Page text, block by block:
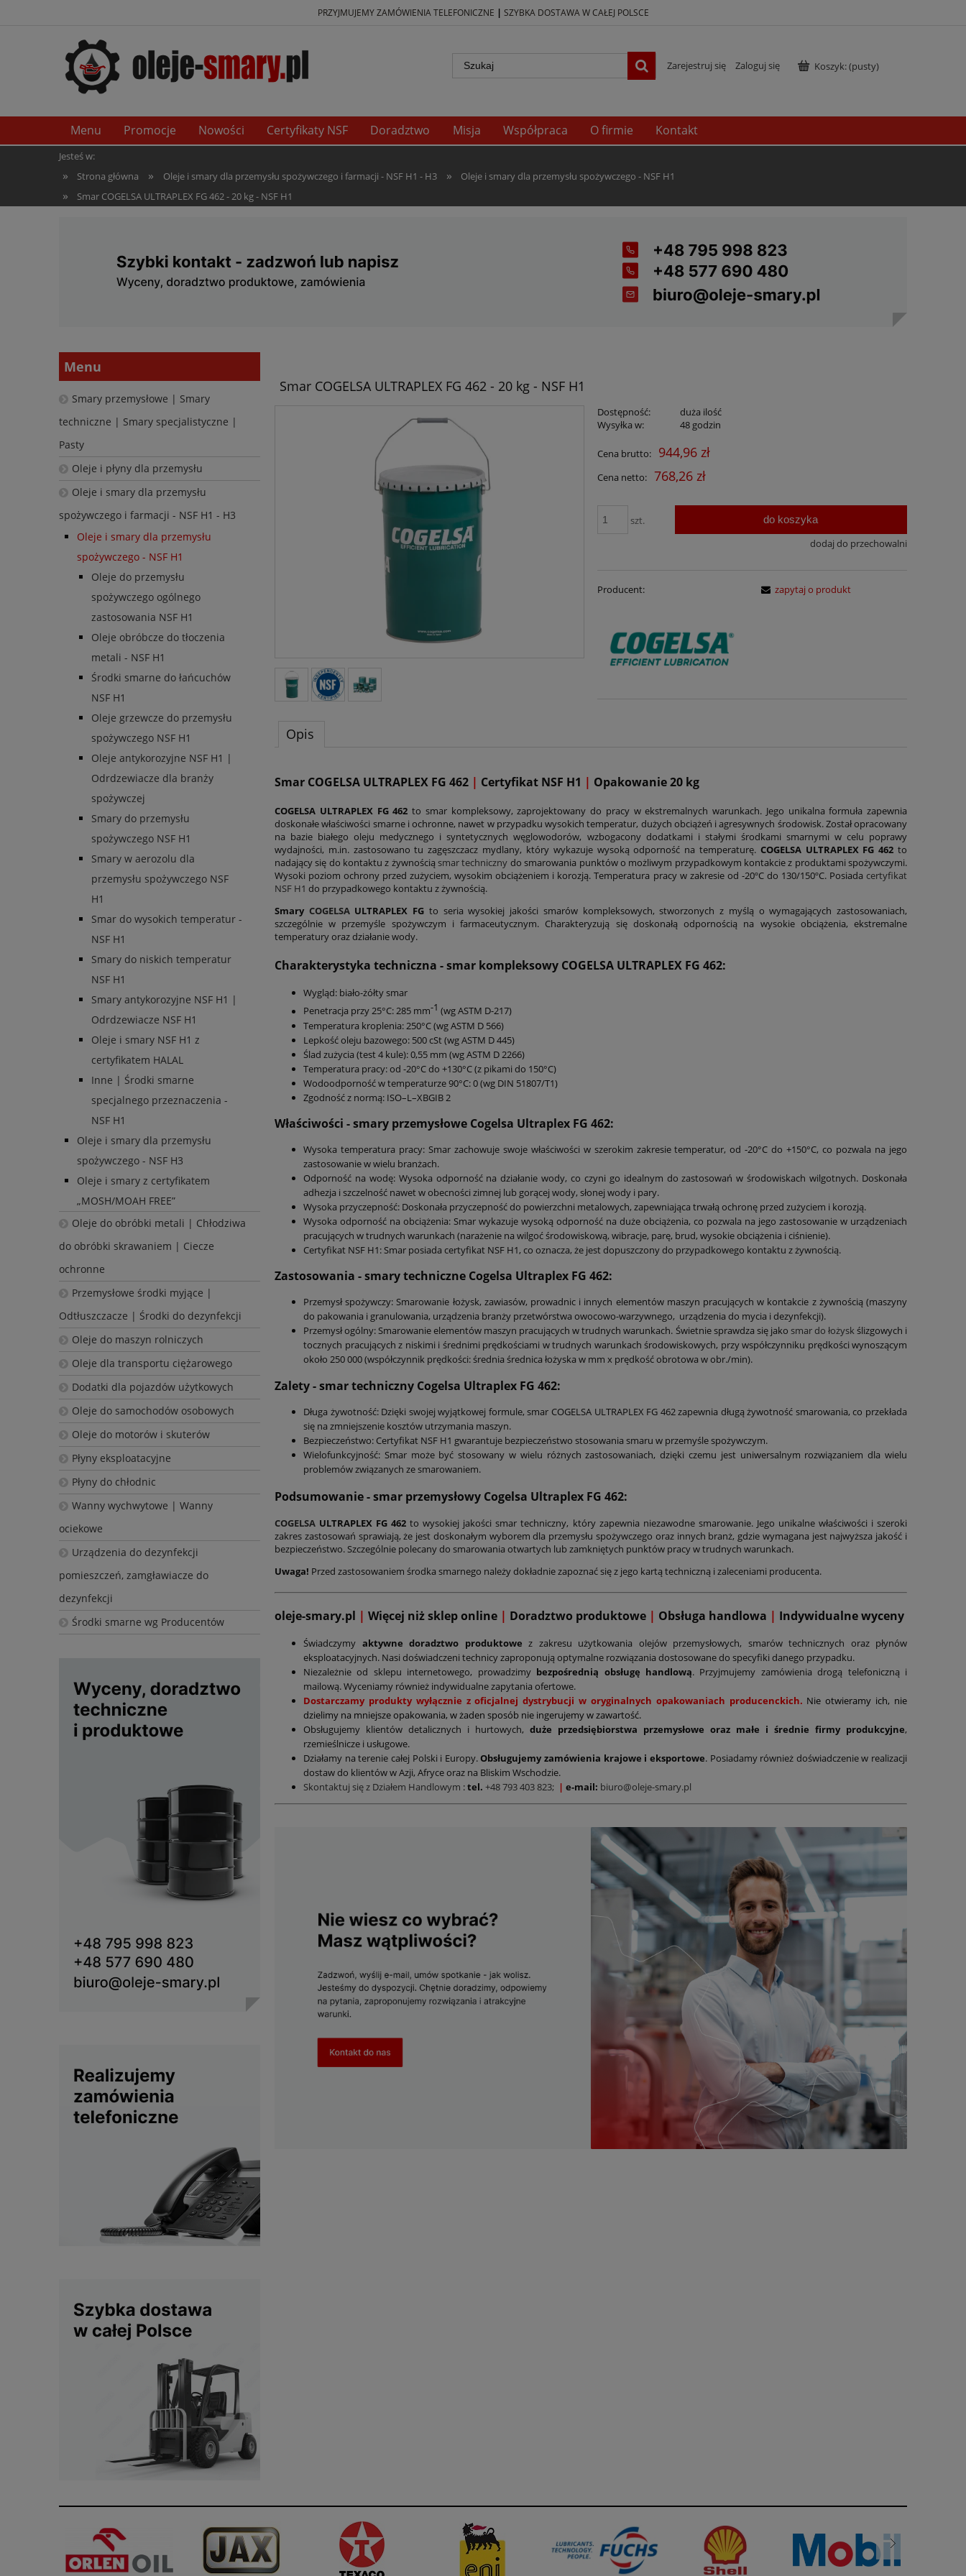
PRZYJMUJEMY ZAMÓWIENIA TELEFONICZNE | SZYBKA DOSTAWA W CAŁEJ POLSCE
Koszyk:(pusty)
Zarejestruj się Zaloguj się
Menu Promocje Nowości Certyfikaty NSF Doradztwo Misja Współpraca O firmie Kontakt
Jesteś w:
» Strona główna » Oleje i smary dla przemysłu spożywczego i farmacji - NSF H1 - H3 » Oleje i smary dla przemysłu spożywczego - NSF H1
» Smar COGELSA ULTRAPLEX FG 462 - 20 kg - NSF H1
Menu
Smary przemysłowe | Smary
techniczne | Smary specjalistyczne |
Pasty
Oleje i płyny dla przemysłu
Oleje i smary dla przemysłu
spożywczego i farmacji - NSF H1 - H3
Oleje i smary dla przemysłu
spożywczego - NSF H1
Oleje do przemysłu
spożywczego ogólnego
zastosowania NSF H1
Oleje obróbcze do tłoczenia
metali - NSF H1
Środki smarne do łańcuchów
NSF H1
Oleje grzewcze do przemysłu
spożywczego NSF H1
Oleje antykorozyjne NSF H1 |
Odrdzewiacze dla branży
spożywczej
Smary do przemysłu
spożywczego NSF H1
Smary w aerozolu dla
przemysłu spożywczego NSF
H1
Smar do wysokich temperatur -
NSF H1
Smary do niskich temperatur
NSF H1
Smary antykorozyjne NSF H1 |
Odrdzewiacze NSF H1
Oleje i smary NSF H1 z
certyfikatem HALAL
Inne | Środki smarne
specjalnego przeznaczenia -
NSF H1
Oleje i smary dla przemysłu
spożywczego - NSF H3
Oleje i smary z certyfikatem
„MOSH/MOAH FREE”
Oleje do obróbki metali | Chłodziwa
do obróbki skrawaniem | Ciecze
ochronne
Przemysłowe środki myjące |
Odtłuszczacze | Środki do dezynfekcji
Oleje do maszyn rolniczych
Oleje dla transportu ciężarowego
Dodatki dla pojazdów użytkowych
Oleje do samochodów osobowych
Oleje do motorów i skuterów
Płyny eksploatacyjne
Płyny do chłodnic
Wanny wychwytowe | Wanny
ociekowe
Urządzenia do dezynfekcji
pomieszczeń, zamgławiacze do
dezynfekcji
Środki smarne wg Producentów
Smar COGELSA ULTRAPLEX FG 462 - 20 kg - NSF H1
Dostępność:
duża ilość
Wysyłka w:
48 godzin
Cena brutto: 944,96 zł
Cena netto: 768,26 zł
szt. do koszyka
dodaj do przechowalni
Producent: zapytaj o produkt
Opis
Smar COGELSA ULTRAPLEX FG 462 | Certyfikat NSF H1 | Opakowanie 20 kg
COGELSA ULTRAPLEX FG 462 to smar kompleksowy, zaprojektowany do pracy w ekstremalnych warunkach. Jego unikalna formuła zapewnia
doskonałe właściwości smarne i ochronne, nawet w przypadku wysokich temperatur, dużych obciążeń i agresywnych środowisk. Został opracowany
na bazie białego oleju medycznego i syntetycznych węglowodorów, wzbogacony dodatkami i stałymi środkami smarnymi w celu poprawy
wydajności, m.in. zastosowano tu zagęszczacz mydlany, który wykazuje wysoką odporność na temperaturę. COGELSA ULTRAPLEX FG 462 to
nadający się do kontaktu z żywnościąsmar techniczny do smarowania punktów o możliwym przypadkowym kontakcie z produktami spożywczymi.
Wysoki poziom ochrony przed zużyciem, wysokim obciążeniem i korozją. Temperatura pracy w zakresie od -20ºC do 130/150ºC. Posiada certyfikat
NSF H1 do przypadkowego kontaktu z żywnością.
Smary COGELSA ULTRAPLEX FG to seria wysokiej jakości smarów kompleksowych, stworzonych z myślą o wymagających zastosowaniach,
szczególnie w przemyśle spożywczym i farmaceutycznym. Charakteryzują się doskonałą odpornością na wysokie obciążenia, ekstremalne
temperatury oraz działanie wody.
Charakterystyka techniczna - smar kompleksowy COGELSA ULTRAPLEX FG 462:
Wygląd: biało-żółty smar
Penetracja przy 25°C: 285 mm-1 (wg ASTM D-217)
Temperatura kroplenia: 250°C (wg ASTM D 566)
Lepkość oleju bazowego: 500 cSt (wg ASTM D 445)
Ślad zużycia (test 4 kule): 0,55 mm (wg ASTM D 2266)
Temperatura pracy: od -20°C do +130°C (z pikami do 150°C)
Wodoodporność w temperaturze 90°C: 0 (wg DIN 51807/T1)
Zgodność z normą: ISO–L–XBGIB 2
Właściwości - smary przemysłowe Cogelsa Ultraplex FG 462:
Wysoka temperatura pracy: Smar zachowuje swoje właściwości w szerokim zakresie temperatur, od -20°C do +150°C, co pozwala na jego
zastosowanie w wielu branżach.
Odporność na wodę: Wysoka odporność na działanie wody, co czyni go idealnym do zastosowań w środowiskach wilgotnych. Doskonała
adhezja i szczelność nawet w obecności zimnej lub gorącej wody, słonej wody i pary.
Wysoka przyczepność: Doskonała przyczepność do powierzchni metalowych, zapewniająca trwałą ochronę przed zużyciem i korozją.
Wysoka odporność na obciążenia: Smar wykazuje wysoką odporność na duże obciążenia, co pozwala na jego zastosowanie w urządzeniach
pracujących w trudnych warunkach (narażenie na wilgoć środowiskową, wibracje, parę, brud, wysokie obciążenia i ciśnienie).
Certyfikat NSF H1: Smar posiada certyfikat NSF H1, co oznacza, że jest dopuszczony do przypadkowego kontaktu z żywnością.
Zastosowania - smary techniczne Cogelsa Ultraplex FG 462:
Przemysł spożywczy: Smarowanie łożysk, zawiasów, prowadnic i innych elementów maszyn pracujących w kontakcie z żywnością (maszyny
do pakowania i granulowania, urządzenia branży przetwórstwa owocowo-warzywnego, urządzenia do mycia i dezynfekcji).
Przemysł ogólny: Smarowanie elementów maszyn pracujących w trudnych warunkach. Świetnie sprawdza się jako smar do łożyskślizgowych i
tocznych pracujących z niskimi i średnimi prędkościami w trudnych warunkach środowiskowych, przy współczynniku prędkości wynoszącym
około 250 000 (współczynnik prędkości: średnia średnica łożyska w mm x prędkość obrotowa w obr./min).
Zalety - smar techniczny Cogelsa Ultraplex FG 462:
Długa żywotność: Dzięki swojej wyjątkowej formule, smar COGELSA ULTRAPLEX FG 462 zapewnia długą żywotność smarowania, co przekłada
się na zmniejszenie kosztów utrzymania maszyn.
Bezpieczeństwo: Certyfikat NSF H1 gwarantuje bezpieczeństwo stosowania smaru w przemyśle spożywczym.
Wielofunkcyjność: Smar może być stosowany w wielu różnych zastosowaniach, dzięki czemu jest uniwersalnym rozwiązaniem dla wielu
problemów związanych ze smarowaniem.
Podsumowanie - smar przemysłowy Cogelsa Ultraplex FG 462:
COGELSA ULTRAPLEX FG 462 to wysokiej jakości smar techniczny, który zapewnia niezawodne smarowanie. Jego unikalne właściwości i szeroki
zakres zastosowań sprawiają, że jest doskonałym wyborem dla przemysłu spożywczego oraz innych branż, gdzie wymagana jest najwyższa jakość i
bezpieczeństwo. Szczególnie polecany do smarowania otwartych lub zamkniętych punktów pracy w trudnych warunkach.
Uwaga! Przed zastosowaniem środka smarnego należy dokładnie zapoznać się z jego kartą techniczną i zaleceniami producenta.
oleje-smary.pl | Więcej niż sklep online | Doradztwo produktowe | Obsługa handlowa | Indywidualne wyceny
Świadczymy aktywne doradztwo produktowe z zakresu użytkowania olejów przemysłowych, smarów technicznych oraz płynów
eksploatacyjnych. Nasi doświadczeni technicy zaproponują optymalne rozwiązania dostosowane do specyfiki danego przypadku.
Niezależnie od sklepu internetowego, prowadzimy bezpośrednią obsługę handlową. Przyjmujemy zamówienia drogą telefoniczną i
mailową. Wyceniamy również indywidualne zapytania ofertowe.
Dostarczamy produkty wyłącznie z oficjalnej dystrybucji w oryginalnych opakowaniach producenckich. Nie otwieramy ich, nie
dzielimy na mniejsze opakowania, w żaden sposób nie ingerujemy w zawartość.
Obsługujemy klientów detalicznych i hurtowych, duże przedsiębiorstwa przemysłowe oraz małe i średnie firmy produkcyjne,
rzemieślnicze i usługowe.
Działamy na terenie całej Polski i Europy.Obsługujemy zamówienia krajowe i eksportowe. Posiadamy również doświadczenie w realizacji
dostaw do klientów w Azji, Afryce oraz na Bliskim Wschodzie.
Skontaktuj się z Działem Handlowym :tel. +48 793 403 823; | e-mail: biuro@oleje-smary.pl